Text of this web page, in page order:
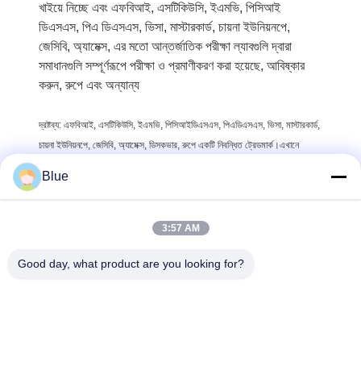
খাইয়ে নিচ্ছে এবং এফবিআই, এসটিকিউসি, ইএমভি, পিসিআই
ডিএসএস, পিএ ডিএসএস, ভিসা, মাস্টারকার্ড, চায়না ইউনিয়নপে,
জেসিবি, অ্যামেক্স, এর মতো আন্তর্জাতিক পরীক্ষা ল্যাবগুলি দ্বারা
সমাধানগুলি সম্পূর্ণরূপে পরীক্ষা ও প্রমাণীকরণ করা হয়েছে, আবিষ্কার
করুন, রুপে এবং অন্যান্য
দ্রষ্টব্য: এফবিআই, এসটিকিউসি, ইএমভি, পিসিআইডিএসএস, পিএডিএসএস, ভিসা, মাস্টারকার্ড,
চায়না ইউনিয়নপে, জেসিবি, অ্যামেক্স, ডিসকভার, রুপে একটি নিবন্ধিত ট্রেডমার্ক।এখানে
Blue
3:57 AM
Good day, what product are you looking for?